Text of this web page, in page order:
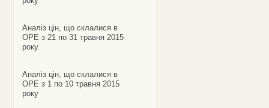
Аналіз цін, що склалися в
ОРЕ з 21 по 31 травня 2015
року
Аналіз цін, що склалися в
ОРЕ з 1 по 10 травня 2015
року